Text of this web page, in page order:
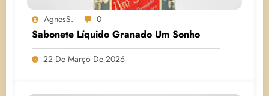
AgnesS. 0
Sabonete Líquido Granado Um Sonho
22 De Março De 2026